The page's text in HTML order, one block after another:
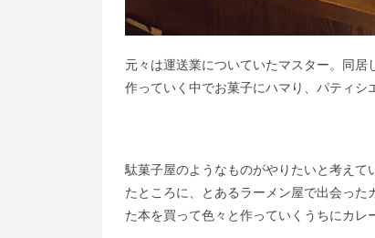
元々は運送業についていたマスター。同
作っていく中でお菓​子にハマり、パティシ
駄菓子屋のようなものがやりたいと考え
たところに、とあるラーメン屋で出会っ
た本を買って色々と作っていくうちにカレ